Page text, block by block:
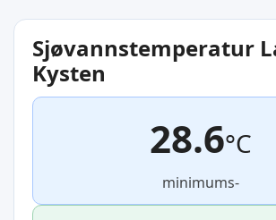
Sjøvannstemperatur
Kysten
28.6°C
minimums-